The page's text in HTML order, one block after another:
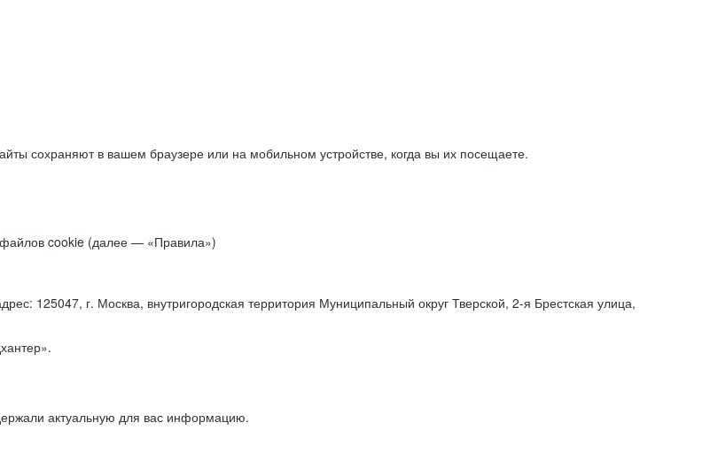
сохраняют в вашем браузере или на мобильном устройстве, когда вы их посещаете.
cookie (далее — «Правила»)
125047, г. Москва, внутригородская территория Муниципальный округ Тверской, 2-я Брестская улица,
актуальную для вас информацию.